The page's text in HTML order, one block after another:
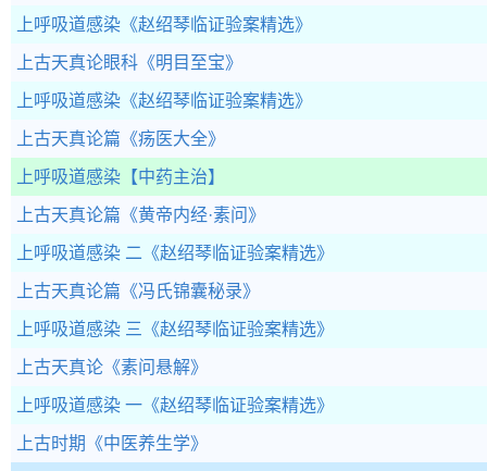
上呼吸道感染 《赵绍琴临证验案精选》
上古天真论眼科 《明目至宝》
上呼吸道感染 《赵绍琴临证验案精选》
上古天真论篇 《疡医大全》
上呼吸道感染 【中药主治】
上古天真论篇 《黄帝内经·素问》
上呼吸道感染 二 《赵绍琴临证验案精选》
上古天真论篇 《冯氏锦囊秘录》
上呼吸道感染 三 《赵绍琴临证验案精选》
上古天真论 《素问悬解》
上呼吸道感染 一 《赵绍琴临证验案精选》
上古时期 《中医养生学》